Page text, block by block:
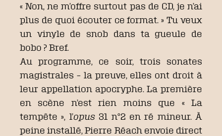
« Non, ne m’offre surtout pas de CD, je n’ai
plus de quoi écouter ce format. » Tu veux
un vinyle de snob dans ta gueule de
bobo ? Bref.
Au programme, ce soir, trois sonates
magistrales – la preuve, elles ont droit à
leur appellation apocryphe. La première
en scène n’est rien moins que « La
tempête », l’opus31 n°2 en ré mineur. À
peine installé, Pierre Réach envoie direct